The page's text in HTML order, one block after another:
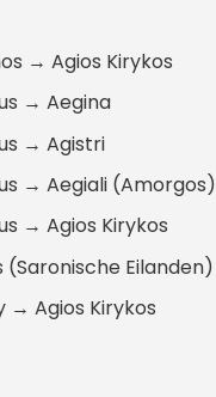
→ Agios Kirykos
→ Aegina
→ Agistri
→ Aegiali (Amorgos)
→ Agios Kirykos
(Saronische Eilanden)
→ Agios Kirykos